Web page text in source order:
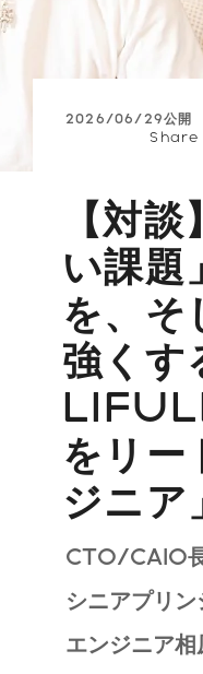
2026/06/29公開
Share
【対
い課題
を、そ
強くす
をリー
ジニア
CTO/CAIO
シニアプリン
エンジニア相